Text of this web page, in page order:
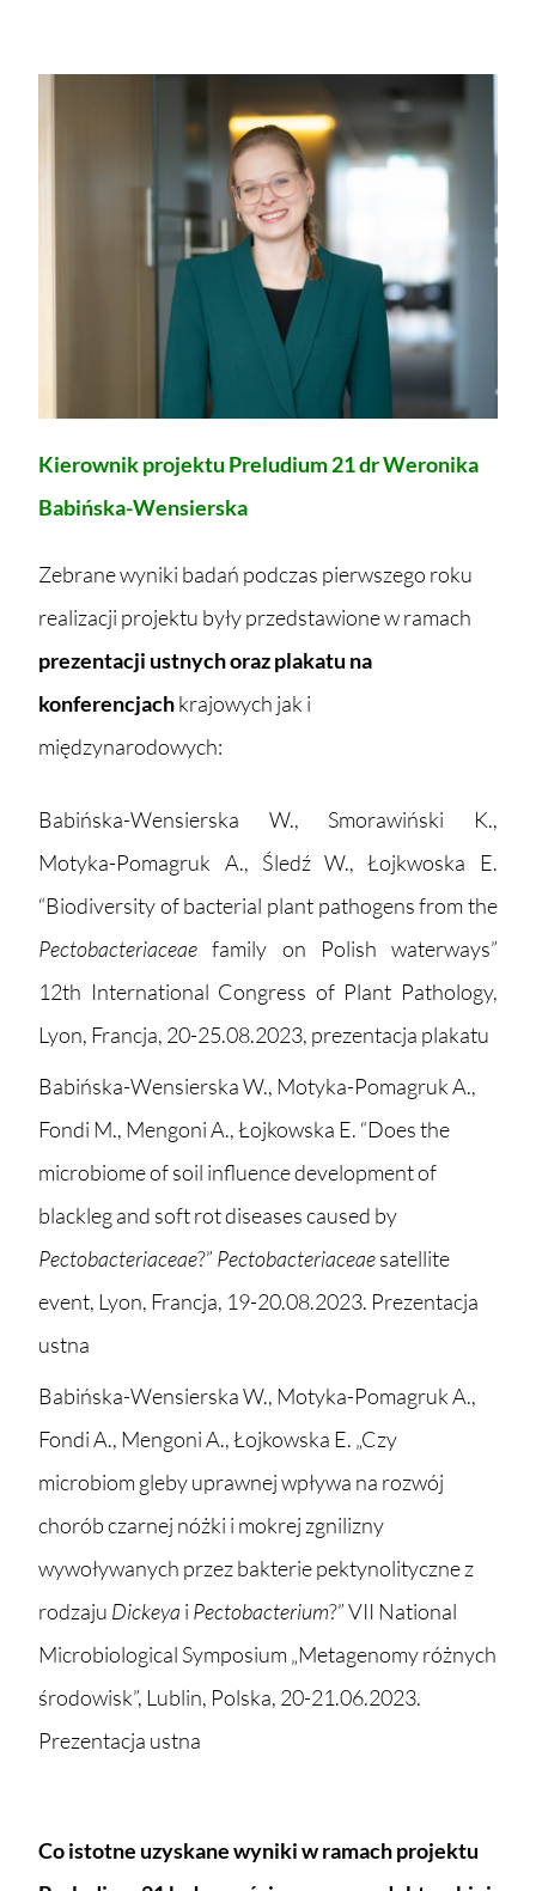
Kierownik projektu Preludium 21 dr Weronika
Babińska-Wensierska
Zebrane wyniki badań podczas pierwszego roku
realizacji projektu były przedstawione w ramach
prezentacji ustnych oraz plakatu na
konferencjachkrajowych jak i
międzynarodowych:
Babińska-Wensierska W., Smorawiński K.,
Motyka-Pomagruk A., Śledź W., Łojkwoska E.
“Biodiversity of bacterial plant pathogens from the
Pectobacteriaceae family on Polish waterways”
12th International Congress of Plant Pathology,
Lyon, Francja, 20-25.08.2023, prezentacja plakatu
Babińska-Wensierska W., Motyka-Pomagruk A.,
Fondi M., Mengoni A., Łojkowska E. “Does the
microbiome of soil influence development of
blackleg and soft rot diseases caused by
Pectobacteriaceae?” Pectobacteriaceaesatellite
event, Lyon, Francja, 19-20.08.2023. Prezentacja
ustna
Babińska-Wensierska W., Motyka-Pomagruk A.,
Fondi A., Mengoni A., Łojkowska E. „Czy
microbiom gleby uprawnej wpływa na rozwój
chorób czarnej nóżki i mokrej zgnilizny
wywoływanych przez bakterie pektynolityczne z
rodzaju Dickeya i Pectobacterium?” VII National
Microbiological Symposium „Metagenomy różnych
środowisk”, Lublin, Polska, 20-21.06.2023.
Prezentacja ustna
Co istotne uzyskane wyniki w ramach projektu